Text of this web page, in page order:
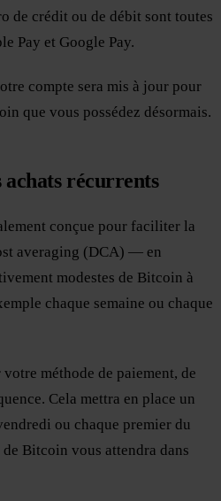
de crédit ou de débit sont toutes
Pay et Google Pay.
compte sera mis à jour pour
que vous possédez désormais.
achats récurrents
conçue pour faciliter la
averaging (DCA) — en
modestes de Bitcoin à
chaque semaine ou chaque
méthode de paiement, de
Cela mettra en place un
ou chaque premier du
Bitcoin vous attendra dans